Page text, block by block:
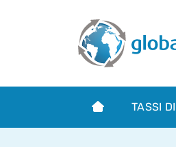
TASSI
Term SOFR
Cos'è l'inflazione CPI?
Cos'è l'inflazione HICP?
Tassi storici Euribor
Tassi storici di ESTER
Calcolatore dell’inflazione